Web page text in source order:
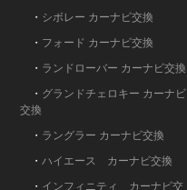
・ シボレー カーナビ交換
・ フォード カーナビ交換
・ ランドローバー カーナビ交換
・ グランドチェロキー カーナビ
交換
・ ラングラー カーナビ交換
・ ハイエース カーナビ交換
・ インフィニティ カーナビ交